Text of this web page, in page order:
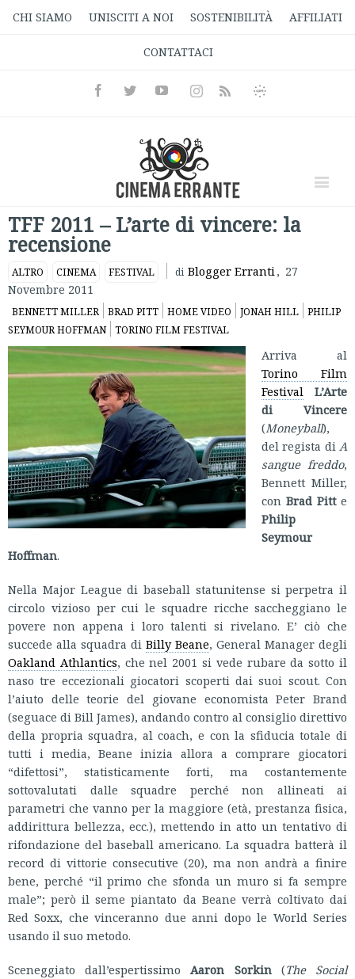
CHI SIAMO UNISCITI A NOI SOSTENIBILITÀ AFFILIATI
CONTATTACI
FacebookTwitterYoutubeInstagramRss
Informativa
TFF 2011 – L’arte di vincere: la
recensione
ALTRO CINEMA FESTIVAL di Blogger Erranti, 27
Novembre 2011
BENNETT MILLER BRAD PITT HOME VIDEO JONAH HILL
PHILIP
SEYMOUR HOFFMAN
TORINO FILM FESTIVAL
Arriva al
Torino Film
Festival
L’Arte
di Vincere
(Moneyball),
del regista di A
sangue freddo,
Bennett Miller,
con Brad Pitte
Philip
Seymour
Hoffman.
Nella Major League di baseball statunitense si perpetra il
circolo vizioso per cui le squadre ricche saccheggiano le
povere non appena i loro talenti si rivelano. E’ ciò che
succede alla squadra di Billy Beane, General Manager degli
Oakland Athlantics, che nel 2001 si vede rubare da sotto il
naso tre eccezionali giocatori scoperti dai suoi scout. Con
l’aiuto delle teorie del giovane economista Peter Brand
(seguace di Bill James), andando contro al consiglio direttivo
della propria squadra, al coach, e con la sfiducia totale di
tutti i media, Beane inizia allora a comprare giocatori
“difettosi”, statisticamente forti, ma costantemente
sottovalutati dalle squadre perché non allineati ai
parametri che vanno per la maggiore (età, prestanza fisica,
addirittura bellezza, ecc.), mettendo in atto un tentativo di
rifondazione del baseball americano. La squadra batterà il
record di vittorie consecutive (20), ma non andrà a finire
bene, perché “il primo che sfonda un muro si fa sempre
male”; però il seme piantato da Beane verrà coltivato dai
Red Soxx, che vinceranno due anni dopo le World Series
usando il suo metodo.
Sceneggiato dall’espertissimoAaron Sorkin(The Social